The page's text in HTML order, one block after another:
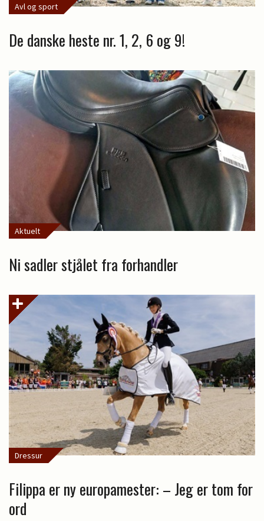
Avl og sport
De danske heste nr. 1, 2, 6 og 9!
Aktuelt
Ni sadler stjålet fra forhandler
Dressur
Filippa er ny europamester: – Jeg er tom for
ord